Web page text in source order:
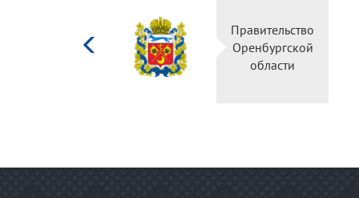
Министерство
культуры
Российской
федерации